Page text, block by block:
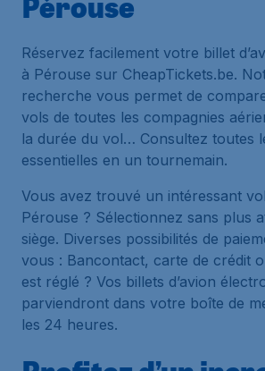
Réservez facilement votre billet
à Pérouse sur CheapTickets.be.
recherche vous permet de
vols de toutes les compagnies
la durée du vol… Consultez toutes
essentielles en un tournemain.
Vous avez trouvé un intéressant
Pérouse ? Sélectionnez sans plus
siège. Diverses possibilités de
vous : Bancontact, carte de crédit
est réglé ? Vos billets d’avion
parviendront dans votre boîte de
les 24 heures.